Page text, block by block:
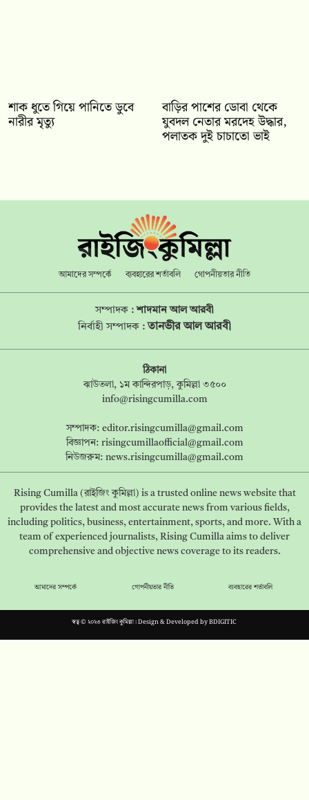
শাক ধুতে গিয়ে পানিতে ডুবে
নারীর মৃত্যু
বাড়ির পাশের ডোবা থেকে
যুবদল নেতার মরদেহ উদ্ধার,
পলাতক দুই চাচাতো ভাই
আমাদের সম্পর্কে ব্যবহারের শর্তাবলি গোপনীয়তার নীতি
সম্পাদক :শাদমান আল আরবী
নির্বাহী সম্পাদক : তানভীর আল আরবী
ঠিকানা
ঝাউতলা, ১ম কান্দিরপাড়, কুমিল্লা ৩৫০০
info@risingcumilla.com
সম্পাদক: editor.risingcumilla@gmail.com
বিজ্ঞাপন: risingcumillaofficial@gmail.com
নিউজরুম: news.risingcumilla@gmail.com
Rising Cumilla (রাইজিং কুমিল্লা) is a trusted online news website that
provides the latest and most accurate news from various fields,
including politics, business, entertainment, sports, and more. With a
team of experienced journalists, Rising Cumilla aims to deliver
comprehensive and objective news coverage to its readers.
আমাদের সম্পর্কে গোপনীয়তার নীতি ব্যবহারের শর্তাবলি
স্বত্ব © ২০২৩ রাইজিং কুমিল্লা। Design & Developed byBDIGITIC